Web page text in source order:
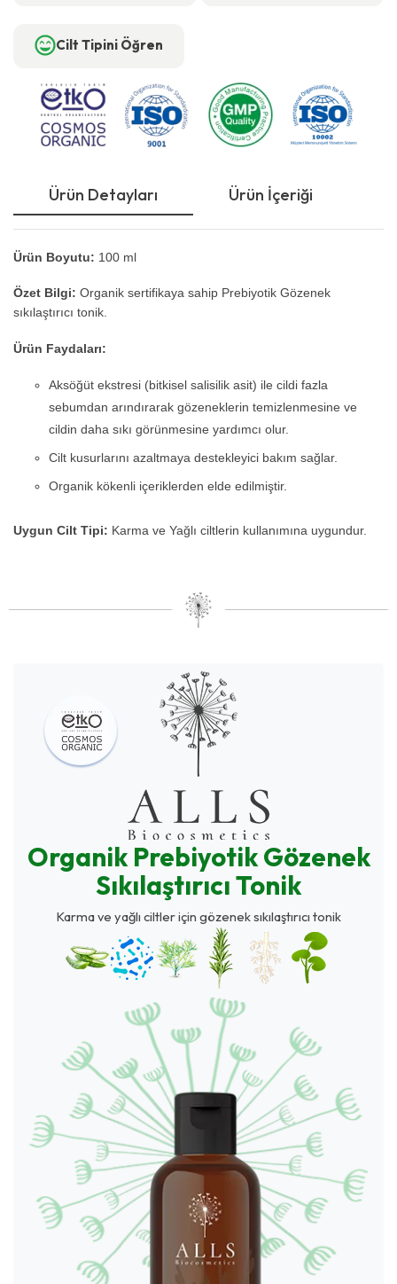
Cilt Tipini Öğren
Ürün Detayları Ürün İçeriği
Ürün Boyutu: 100 ml
Özet Bilgi: Organik sertifikaya sahip Prebiyotik Gözenek
sıkılaştırıcı tonik.
Ürün Faydaları:
Aksöğüt ekstresi (bitkisel salisilik asit) ile cildi fazla
sebumdan arındırarak gözeneklerin temizlenmesine ve
cildin daha sıkı görünmesine yardımcı olur.
Cilt kusurlarını azaltmaya destekleyici bakım sağlar.
Organik kökenli içeriklerden elde edilmiştir.
Uygun Cilt Tipi: Karma ve Yağlı ciltlerin kullanımına uygundur.
Organik Prebiyotik Gözenek
Sıkılaştırıcı Tonik
Karma ve yağlı ciltler için gözenek sıkılaştırıcı tonik